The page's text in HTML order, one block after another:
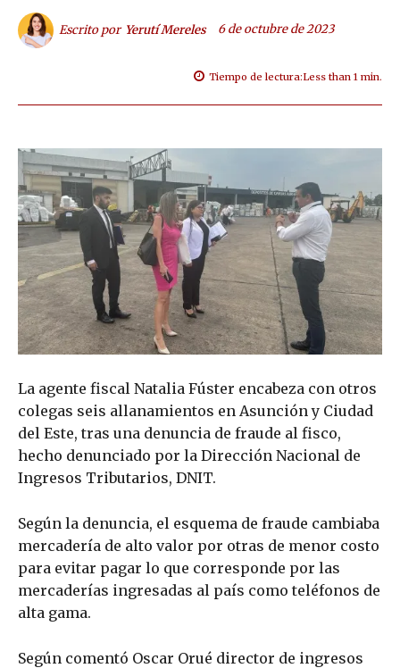
Escrito por Yerutí Mereles 6 de octubre de 2023
Tiempo de lectura:Less than 1 min.
La agente fiscal Natalia Fúster encabeza con otros
colegas seis allanamientos en Asunción y Ciudad
del Este, tras una denuncia de fraude al fisco,
hecho denunciado por la Dirección Nacional de
Ingresos Tributarios, DNIT.
Según la denuncia, el esquema de fraude cambiaba
mercadería de alto valor por otras de menor costo
para evitar pagar lo que corresponde por las
mercaderías ingresadas al país como teléfonos de
alta gama.
Según comentó Oscar Orué director de ingresos